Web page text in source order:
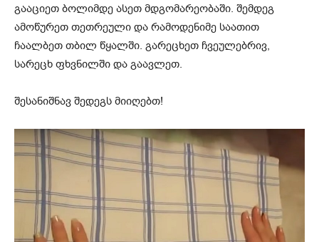
გააციეთ ბოლიმდე ასეთ მდგომარეობაში. შემდეგ
ამოწურეთ თეთრეული და რამოდენიმე საათით
ჩაალბეთ თბილ წყალში. გარეცხეთ ჩვეულებრივ,
სარეცხ ფხვნილში და გაავლეთ.
შესანიშნავ შედეგს მიიღებთ!